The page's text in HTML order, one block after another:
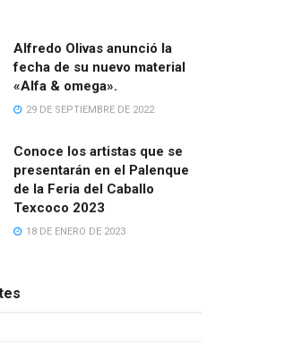
Alfredo Olivas anunció la
fecha de su nuevo material
«Alfa & omega».
29 DE SEPTIEMBRE DE 2022
Conoce los artistas que se
presentarán en el Palenque
de la Feria del Caballo
Texcoco 2023
18 DE ENERO DE 2023